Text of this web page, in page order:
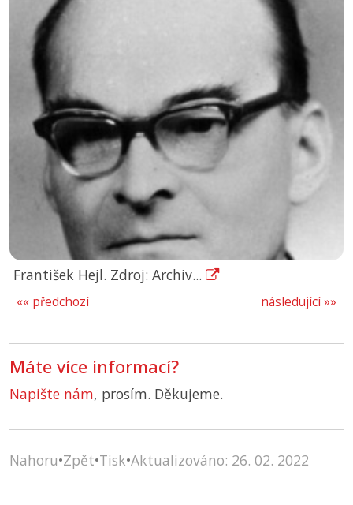
František Hejl. Zdroj: Archiv...
následující »»
«« předchozí
Máte více informací?
Napište nám, prosím. Děkujeme.
Nahoru•Zpět•Tisk•Aktualizováno: 26. 02. 2022